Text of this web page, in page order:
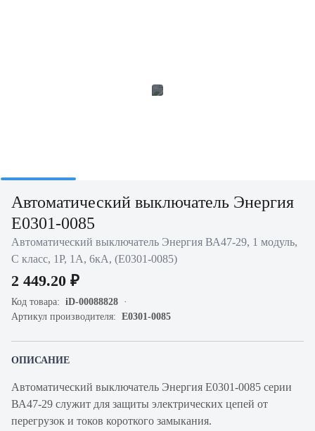
Автоматический выключатель Энергия
Е0301-0085
Автоматический выключатель Энергия ВА47-29, 1 модуль,
C класс, 1P, 1А, 6кА, (Е0301-0085)
2 449.20 ₽
Код товара: iD-00088828
Артикул производителя: Е0301-0085
ОПИСАНИЕ
Автоматический выключатель Энергия Е0301-0085 серии
ВА47-29 служит для защиты электрических цепей от
перегрузок и токов короткого замыкания.